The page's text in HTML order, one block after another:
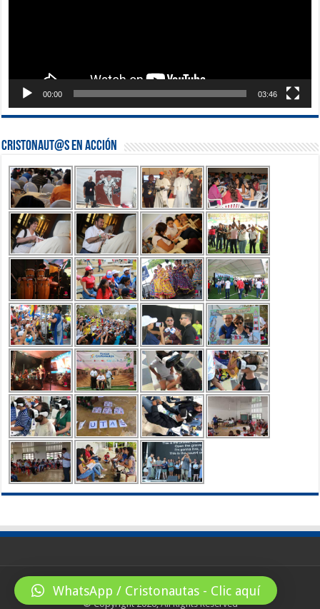
00:00 03:46
Cristonaut@s en Acción
© Copyright 2026, All Rights Reserved
WhatsApp / Cristonautas - Clic aquí